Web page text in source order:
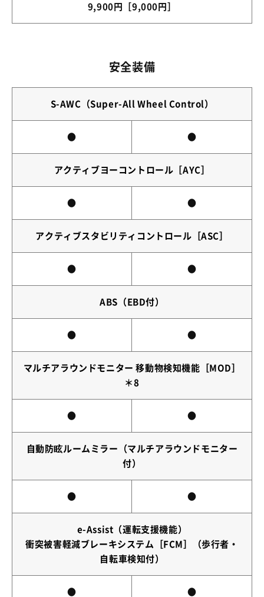
9,900円［9,000円］
安全装備
S-AWC（Super-All Wheel Control）
● ●
アクティブヨーコントロール［AYC］
● ●
アクティブスタビリティコントロール［ASC］
● ●
ABS（EBD付）
● ●
マルチアラウンドモニター 移動物検知機能［MOD］
＊8
● ●
自動防眩ルームミラー（マルチアラウンドモニター
付）
● ●
e-Assist（運転支援機能）
衝突被害軽減ブレーキシステム［FCM］（歩行者・
自転車検知付）
● ●